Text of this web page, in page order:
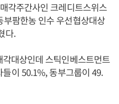
각주간사인 크레디트스위스
팜한농 인수 우선협상대상
다.
대상인데 스틱인베스트먼트
이 50.1%, 동부그룹이 49.